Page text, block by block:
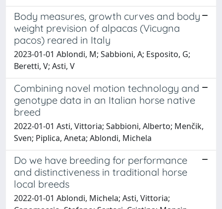
Body measures, growth curves and body
weight prevision of alpacas (Vicugna
pacos) reared in Italy
2023-01-01 Ablondi, M; Sabbioni, A; Esposito, G;
Beretti, V; Asti, V
Combining novel motion technology and
genotype data in an Italian horse native
breed
2022-01-01 Asti, Vittoria; Sabbioni, Alberto; Menčik,
Sven; Piplica, Aneta; Ablondi, Michela
Do we have breeding for performance
and distinctiveness in traditional horse
local breeds
2022-01-01 Ablondi, Michela; Asti, Vittoria;